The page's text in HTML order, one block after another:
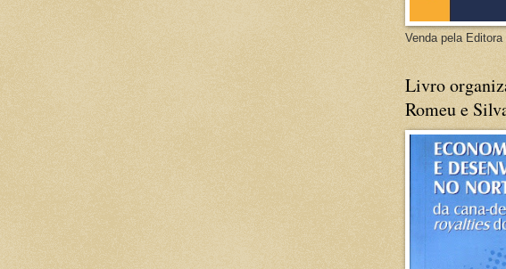
Venda pela
Livro
Romeu e